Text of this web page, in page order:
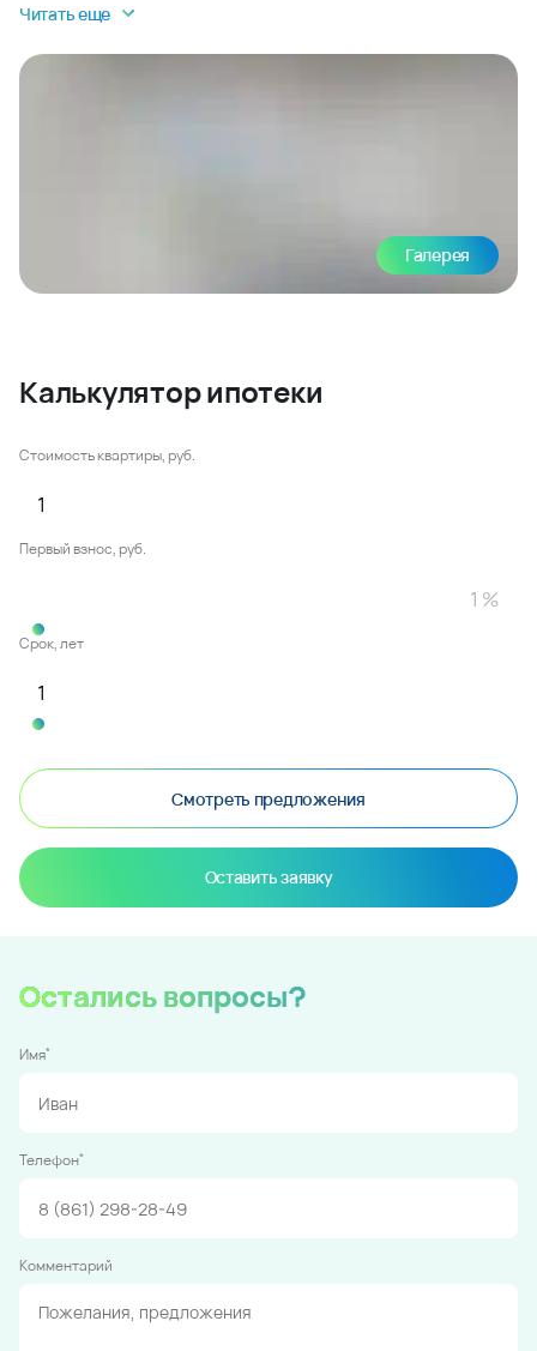
Читать еще
Галерея
Калькулятор ипотеки
Стоимость квартиры, руб.
Первый взнос, руб.
Срок, лет
Смотреть предложения
Оставить заявку
Остались вопросы?
Имя*
Телефон*
Комментарий